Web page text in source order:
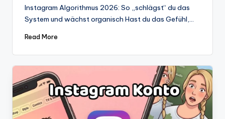
Instagram Algorithmus 2026: So „schlägst“ du das
System und wächst organisch Hast du das Gefühl,…
Read More